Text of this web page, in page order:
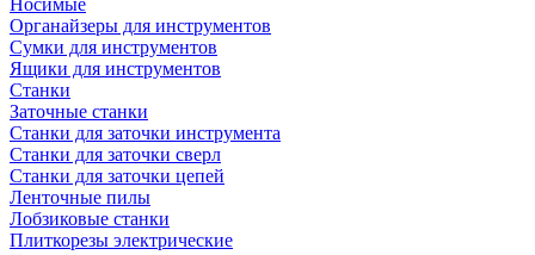
Носимые
Органайзеры для инструментов
Сумки для инструментов
Ящики для инструментов
Станки
Заточные станки
Станки для заточки инструмента
Станки для заточки сверл
Станки для заточки цепей
Ленточные пилы
Лобзиковые станки
Плиткорезы электрические